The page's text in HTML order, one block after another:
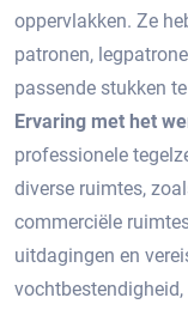
oppervlakken.​ Ze
patronen,
passende stukken
Ervaring met het
professionele
diverse ruimtes,
commerciële
uitdagingen en